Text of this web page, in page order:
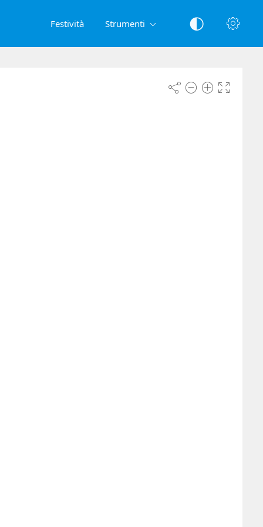
Festività Strumenti